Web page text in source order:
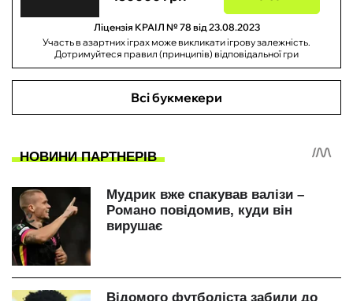
Ліцензія КРАІЛ № 78 від 23.08.2023
Участь в азартних іграх може викликати ігрову залежність.
Дотримуйтеся правил (принципів) відповідальної гри
Всі букмекери